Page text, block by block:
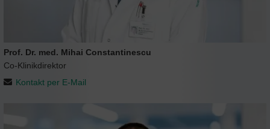
Prof. Dr. med. Mihai Constantinescu
Co-Klinikdirektor
Kontakt per E-Mail